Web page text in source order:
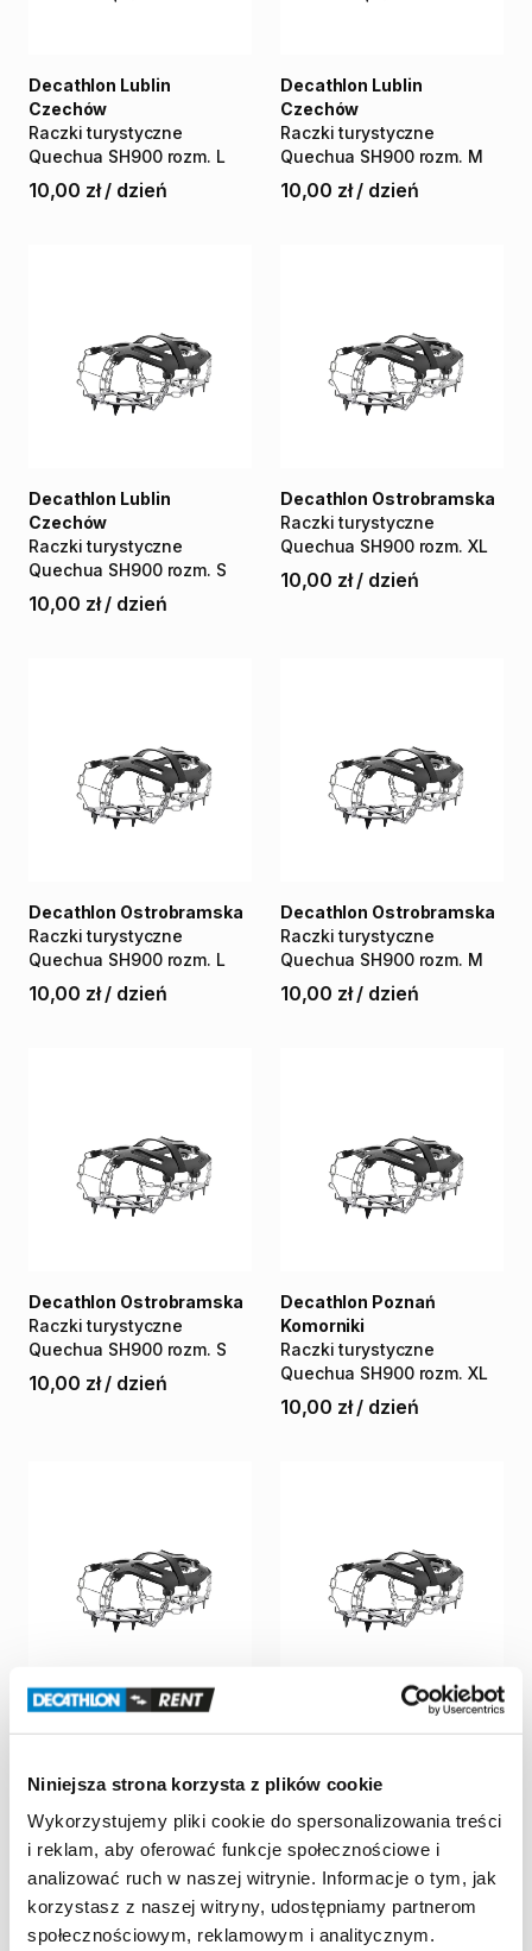
Niniejsza strona korzysta z plików cookie
Wykorzystujemy pliki cookie do spersonalizowania treści
i reklam, aby oferować funkcje społecznościowe i
analizować ruch w naszej witrynie. Informacje o tym, jak
korzystasz z naszej witryny, udostępniamy partnerom
społecznościowym, reklamowym i analitycznym.
Raczki turystyczne
Quechua SH900 rozm. L
Decathlon Lublin
Czechów
10,00 zł / dzień
Raczki turystyczne
Quechua SH900 rozm. M
Decathlon Lublin
Czechów
10,00 zł / dzień
Raczki turystyczne
Quechua SH900 rozm. S
Decathlon Lublin
Czechów
10,00 zł / dzień
Raczki turystyczne
Quechua SH900 rozm. XL
Decathlon Ostrobramska
10,00 zł / dzień
Raczki turystyczne
Quechua SH900 rozm. L
Decathlon Ostrobramska
10,00 zł / dzień
Raczki turystyczne
Quechua SH900 rozm. M
Decathlon Ostrobramska
10,00 zł / dzień
Raczki turystyczne
Quechua SH900 rozm. S
Decathlon Ostrobramska
10,00 zł / dzień
Raczki turystyczne
Quechua SH900 rozm. XL
Decathlon Poznań
Komorniki
10,00 zł / dzień
Quechua SH900 rozm. L
Decathlon Poznań
Komorniki
10,00 zł /dzień
Quechua SH900
Decathlon Poznań
Komorniki
10,00 zł /dzień